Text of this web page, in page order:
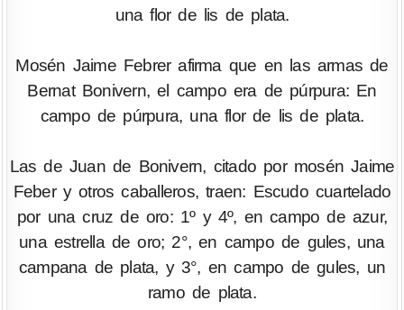
una flor de lis de plata.
Mosén Jaime Febrer afirma que en las armas de
Bernat Bonivern, el campo era de púrpura: En
campo de púrpura, una flor de lis de plata.
Las de Juan de Bonivern, citado por mosén Jaime
Feber y otros caballeros, traen: Escudo cuartelado
por una cruz de oro: 1º y 4º, en campo de azur,
una estrella de oro; 2°, en campo de gules, una
campana de plata, y 3°, en campo de gules, un
ramo de plata.